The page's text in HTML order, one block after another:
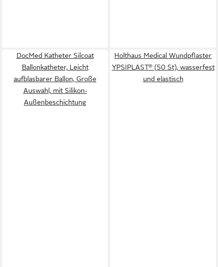
DocMed Katheter Silcoat
Ballonkatheter, Leicht
aufblasbarer Ballon, Große
Auswahl, mit Silikon-
Außenbeschichtung
Holthaus Medical Wundpflaster
YPSIPLAST® (50 St), wasserfest
und elastisch